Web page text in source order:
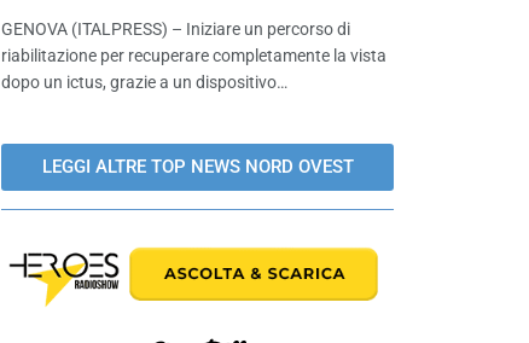
GENOVA (ITALPRESS) – Iniziare un percorso di
riabilitazione per recuperare completamente la vista
dopo un ictus, grazie a un dispositivo…
LEGGI ALTRE TOP NEWS NORD OVEST